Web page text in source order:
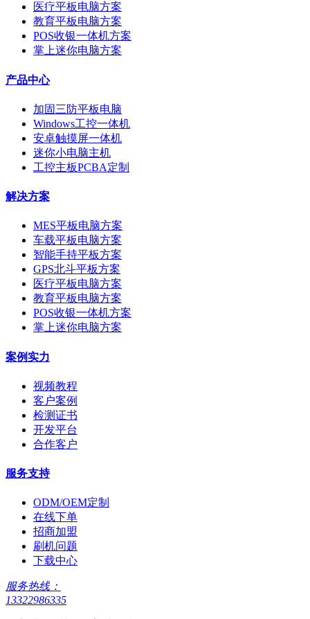
医疗平板电脑方案
教育平板电脑方案
POS收银一体机方案
掌上迷你电脑方案
产品中心
加固三防平板电脑
Windows工控一体机
安卓触摸屏一体机
迷你小电脑主机
工控主板PCBA定制
解决方案
MES平板电脑方案
车载平板电脑方案
智能手持平板方案
GPS北斗平板方案
医疗平板电脑方案
教育平板电脑方案
POS收银一体机方案
掌上迷你电脑方案
案例实力
视频教程
客户案例
检测证书
开发平台
合作客户
服务支持
ODM/OEM定制
在线下单
招商加盟
刷机问题
下载中心
服务热线：
13322986335